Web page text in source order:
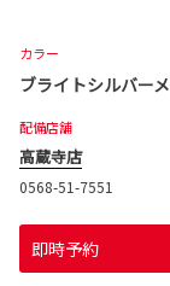
カラー
ブライトシルバー
配備店舗
高蔵寺店
0568-51-7551
即時予約